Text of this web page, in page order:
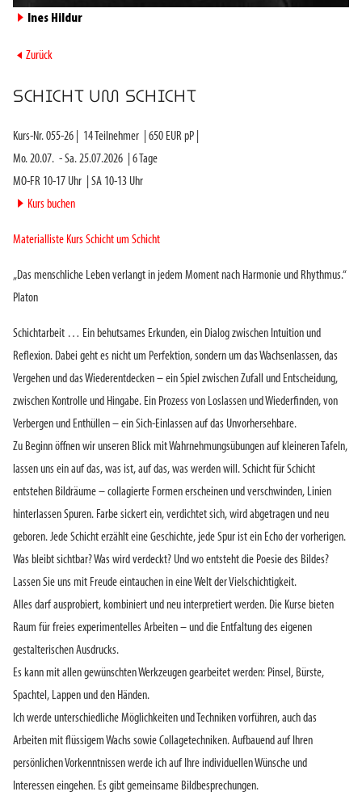
► Ines Hildur
► Zurück
SCHICHT UM SCHICHT
Kurs-Nr.055-26 14 Teilnehmer 650 EUR pP |
Mo. 20.07. -Sa. 25.07.2026 6 Tage
MO-FR 10-17 Uhr
SA 10-13 Uhr
► Kurs buchen
Materialliste Kurs Schicht um Schicht
„Das menschliche Leben verlangt in jedem Moment nach Harmonie und Rhythmus.“
Platon
Schichtarbeit … Ein behutsames Erkunden, ein Dialog zwischen Intuition und
Reflexion. Dabei geht es nicht um Perfektion, sondern um das Wachsenlassen, das
Vergehen und das Wiederentdecken – ein Spiel zwischen Zufall und Entscheidung,
zwischen Kontrolle und Hingabe. Ein Prozess von Loslassen und Wiederfinden, von
Verbergen und Enthüllen – ein Sich-Einlassen auf das Unvorhersehbare.
Zu Beginn öffnen wir unseren Blick mit Wahrnehmungsübungen auf kleineren Tafeln,
lassen uns ein auf das, was ist, auf das, was werden will. Schicht für Schicht
entstehen Bildräume – collagierte Formen erscheinen und verschwinden, Linien
hinterlassen Spuren. Farbe sickert ein, verdichtet sich, wird abgetragen und neu
geboren. Jede Schicht erzählt eine Geschichte, jede Spur ist ein Echo der vorherigen.
Was bleibt sichtbar? Was wird verdeckt? Und wo entsteht die Poesie des Bildes?
Lassen Sie uns mit Freude eintauchen in eine Welt der Vielschichtigkeit.
Alles darf ausprobiert, kombiniert und neu interpretiert werden. Die Kurse bieten
Raum für freies experimentelles Arbeiten – und die Entfaltung des eigenen
gestalterischen Ausdrucks.
Es kann mit allen gewünschten Werkzeugen gearbeitet werden: Pinsel, Bürste,
Spachtel, Lappen und den Händen.
Ich werde unterschiedliche Möglichkeiten und Techniken vorführen, auch das
Arbeiten mit flüssigem Wachs sowie Collagetechniken. Aufbauend auf Ihren
persönlichen Vorkenntnissen werde ich auf Ihre individuellen Wünsche und
Interessen eingehen. Es gibt gemeinsame Bildbesprechungen.